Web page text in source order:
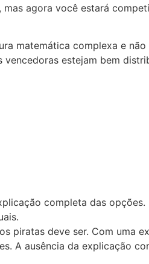
agora você estará
matemática complexa e
estejam bem
completa das opções.
piratas deve ser. Com uma
A ausência da explicação